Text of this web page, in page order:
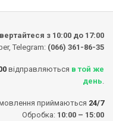
з 10:00 до 17:00
Telegram: (066) 361-86-35
відправляються в той же
день
приймаються 24/7
Обробка: 10:00 – 15:00